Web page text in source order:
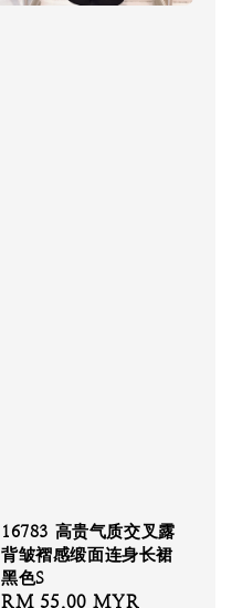
16783 高贵气质交叉露
背皱褶感缎面连身长裙
黑色S
Sale
RM 55.00 MYR